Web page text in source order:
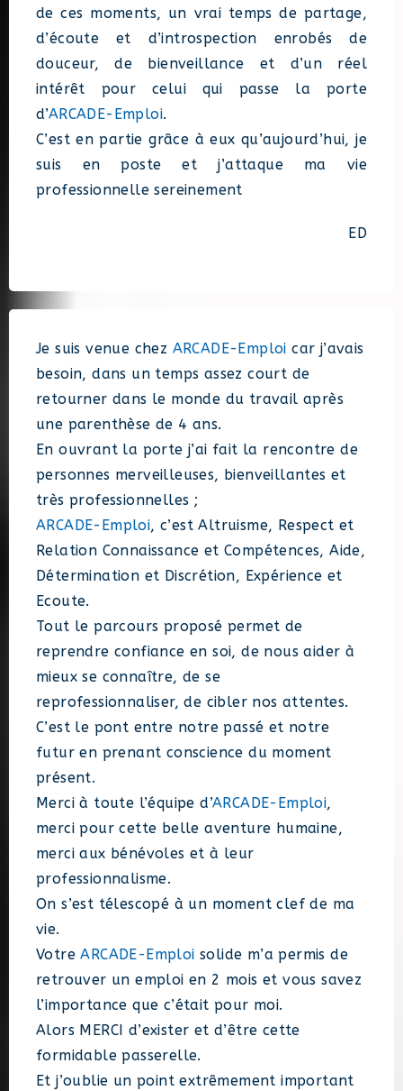
de ces moments, un vrai temps de partage,
d’écoute et d’introspection enrobés de
douceur, de bienveillance et d’un réel
intérêt pour celui qui passe la porte
d’ARCADE-Emploi.
C’est en partie grâce à eux qu’aujourd’hui, je
suis en poste et j’attaque ma vie
professionnelle sereinement
ED
Je suis venue chez ARCADE-Emploi car j’avais
besoin, dans un temps assez court de
retourner dans le monde du travail après
une parenthèse de 4 ans.
En ouvrant la porte j’ai fait la rencontre de
personnes merveilleuses, bienveillantes et
très professionnelles ;
ARCADE-Emploi, c’est Altruisme, Respect et
Relation Connaissance et Compétences, Aide,
Détermination et Discrétion, Expérience et
Ecoute.
Tout le parcours proposé permet de
reprendre confiance en soi, de nous aider à
mieux se connaître, de se
reprofessionnaliser, de cibler nos attentes.
C’est le pont entre notre passé et notre
futur en prenant conscience du moment
présent.
Merci à toute l’équipe d’ARCADE-Emploi,
merci pour cette belle aventure humaine,
merci aux bénévoles et à leur
professionnalisme.
On s’est télescopé à un moment clef de ma
vie.
VotreARCADE-Emploi solide m’a permis de
retrouver un emploi en 2 mois et vous savez
l’importance que c’était pour moi.
Alors MERCI d’exister et d’être cette
formidable passerelle.
Et j’oublie un point extrêmement important